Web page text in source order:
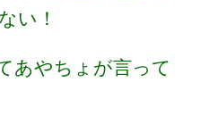
い！
あやちょが言って